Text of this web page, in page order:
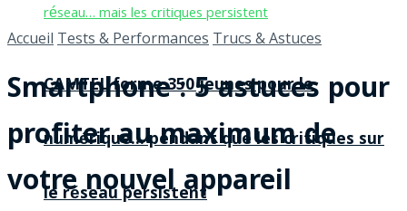
CAMTEL forme 350 jeunes pour le
numérique… pendant que les critiques sur
le réseau persistent
Accueil Tests & Performances Trucs & Astuces
Smartphone : 5 astuces pour
profiter au maximum de
votre nouvel appareil